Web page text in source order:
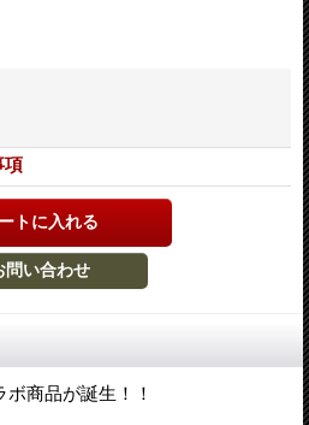
項
ボ商品が誕生！！